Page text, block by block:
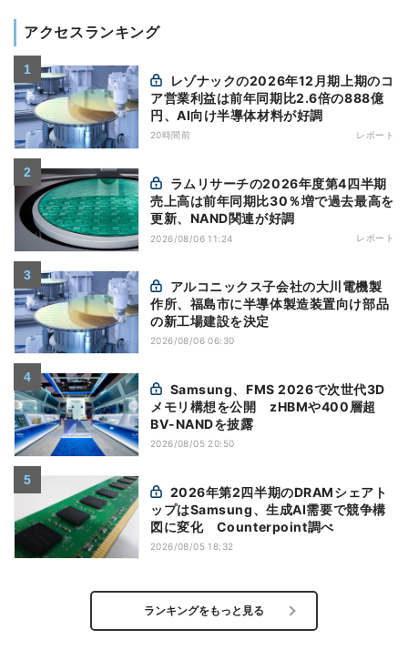
アクセスランキング
ア営業利益は前年同期比2.6倍の888億
円、AI向け半導体材料が好調
20時間前 レポート
売上高は前年同期比30％増で過去最高を
更新、NAND関連が好調
2026/08/06 11:24 レポート
作所、福島市に半導体製造装置向け部品
の新工場建設を決定
2026/08/06 06:30
メモリ構想を公開 zHBMや400層超
BV-NANDを披露
2026/08/05 20:50
ップはSamsung、生成AI需要で競争構
図に変化 Counterpoint調べ
2026/08/05 18:32
ランキングをもっと見る